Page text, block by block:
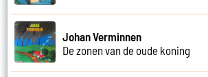
Johan Verminnen
De zonen van de oude koning